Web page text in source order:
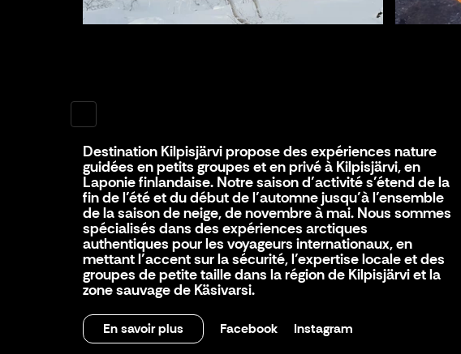
Destination Kilpisjärvi propose des expériences nature
guidées en petits groupes et en privé à Kilpisjärvi, en
Laponie finlandaise. Notre saison d’activité s’étend de la
fin de l’été et du début de l’automne jusqu’à l’ensemble
de la saison de neige, de novembre à mai. Nous sommes
spécialisés dans des expériences arctiques
authentiques pour les voyageurs internationaux, en
mettant l’accent sur la sécurité, l’expertise locale et des
groupes de petite taille dans la région de Kilpisjärvi et la
zone sauvage de Käsivarsi.
En savoir plus Facebook Instagram